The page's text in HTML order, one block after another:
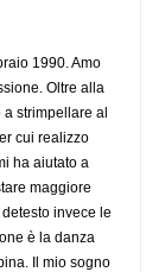
1990. Amo
Oltre alla
strimpellare al
cui realizzo
ha aiutato a
maggiore
invece le
è la danza
Il mio sogno